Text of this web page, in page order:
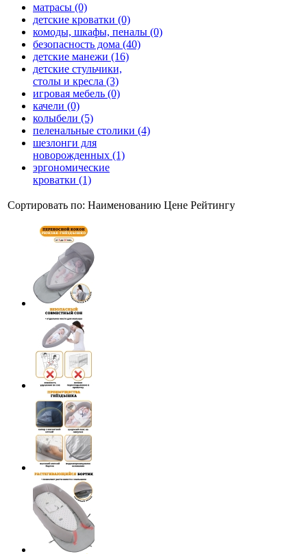
матрасы (0)
детские кроватки (0)
комоды, шкафы, пеналы (0)
безопасность дома (40)
детские манежи (16)
детские стульчики,
столы и кресла (3)
игровая мебель (0)
качели (0)
колыбели (5)
пеленальные столики (4)
шезлонги для
новорожденных (1)
эргономические
кроватки (1)
Сортировать по: Наименованию Цене Рейтингу